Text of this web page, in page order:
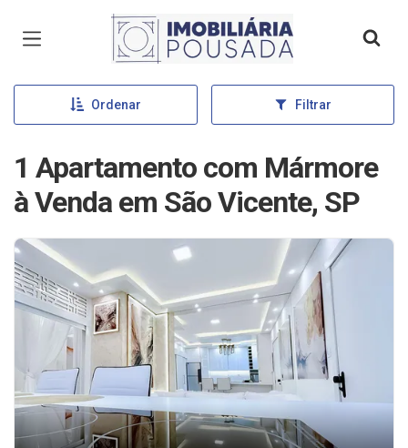
Página inicial
Ordenar Filtrar
1 Apartamento com Mármore
à Venda em São Vicente, SP